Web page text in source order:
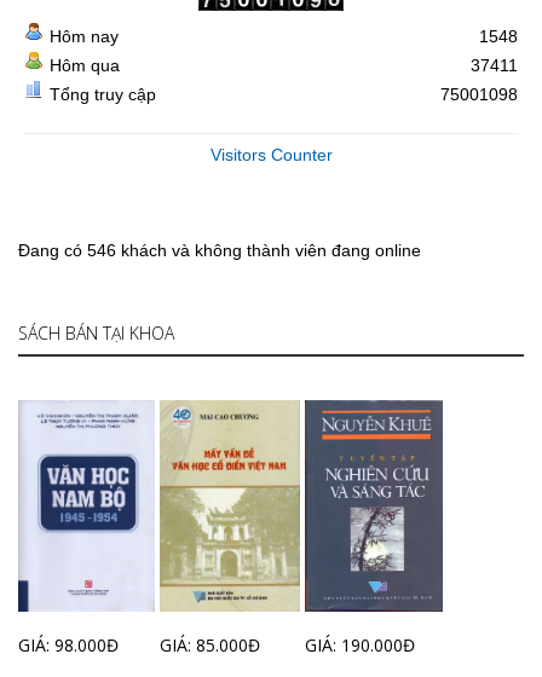
Hôm nay
Hôm qua
Tổng truy cập
1548
37411
75001098
Visitors Counter
Đang có 546 khách và không thành viên đang online
SÁCH BÁN TẠI KHOA
GIÁ: 98.000Đ GIÁ: 85.000Đ GIÁ: 190.000Đ